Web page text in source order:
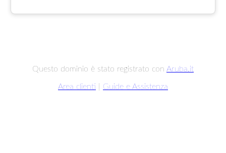
Questo dominio è stato registrato con Aruba.it
Area clienti Guide e Assistenza